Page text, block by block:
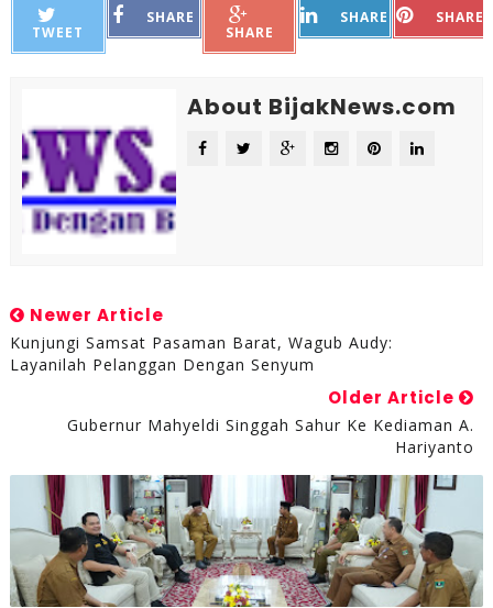
TWEET
SHARE
SHARE
SHARE SHARE
About BijakNews.com
Newer Article
Kunjungi Samsat Pasaman Barat, Wagub Audy:
Layanilah Pelanggan Dengan Senyum
Older Article
Gubernur Mahyeldi Singgah Sahur Ke Kediaman A.
Hariyanto